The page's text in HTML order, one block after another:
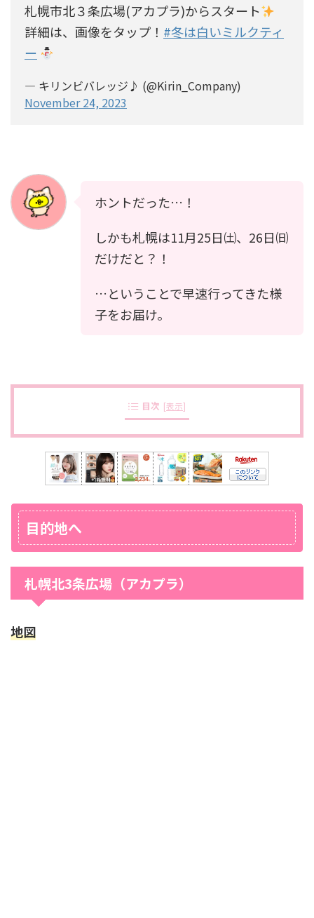
札幌市北３条広場(アカプラ)からスタート
詳細は、画像をタップ！ #冬は白いミルクティ
ー
— キリンビバレッジ♪ (@Kirin_Company)
November 24, 2023
ホントだった…！
しかも札幌は11月25日㈯、26日㈰
だけだと？！
…ということで早速行ってきた様
子をお届け。
目次 [表示]
目的地へ
札幌北3条広場（アカプラ）
地図